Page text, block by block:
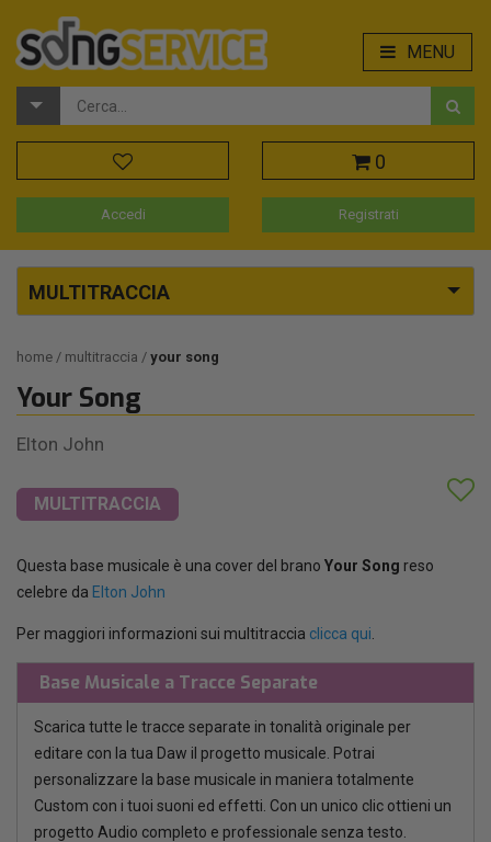
MENU
0
Accedi Registrati
MULTITRACCIA
home multitraccia your song
Your Song
Elton John
MULTITRACCIA
Questa base musicale è una cover del brano Your Song reso
celebre da Elton John
Per maggiori informazioni sui multitraccia clicca qui
Base Musicale a Tracce Separate
Scarica tutte le tracce separate in tonalità originale per
editare con la tua Daw il progetto musicale. Potrai
personalizzare la base musicale in maniera totalmente
Custom con i tuoi suoni ed effetti. Con un unico clic ottieni un
progetto Audio completo e professionale senza testo.